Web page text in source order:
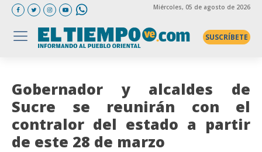
Miércoles, 05 de agosto de 2026
SUSCRÍBETE
Gobernador y alcaldes de
Sucre se reunirán con el
contralor del estado a partir
de este 28 de marzo